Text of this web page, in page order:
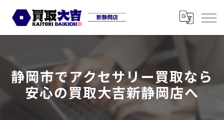
静岡市でアクセサリー買取なら
安心の買取大吉新静岡店へ